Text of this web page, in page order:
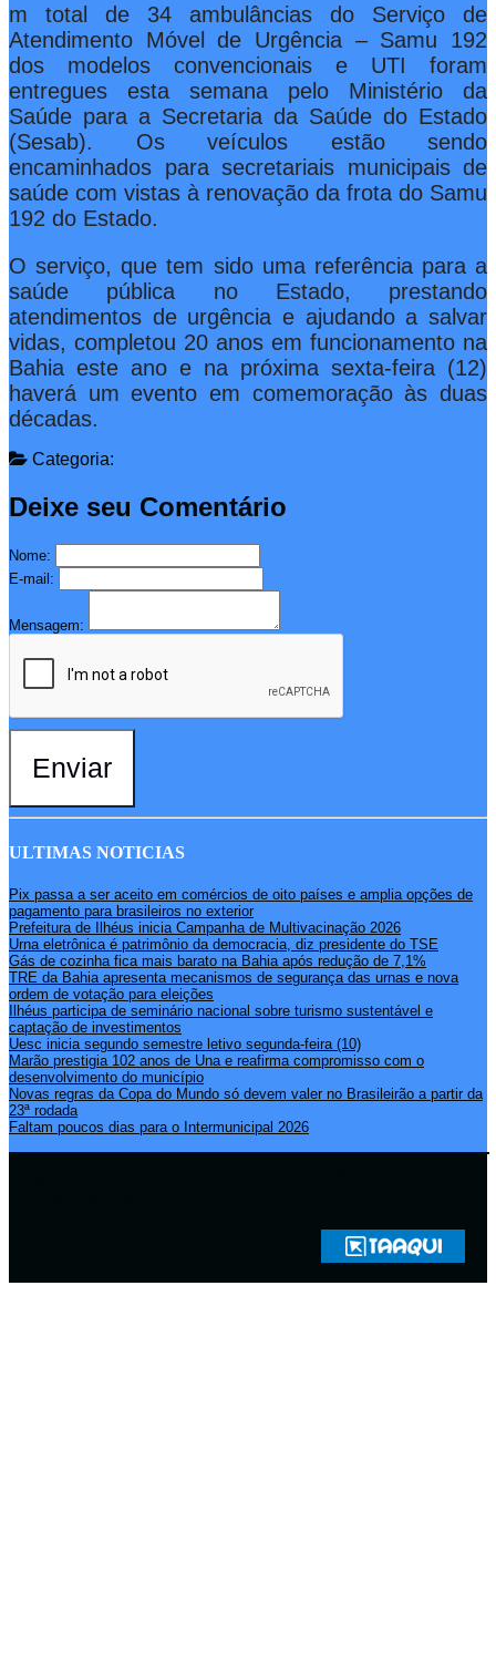
m total de 34 ambulâncias do Serviço de
Atendimento Móvel de Urgência – Samu 192
dos modelos convencionais e UTI foram
entregues esta semana pelo Ministério da
Saúde para a Secretaria da Saúde do Estado
(Sesab). Os veículos estão sendo
encaminhados para secretariais municipais de
saúde com vistas à renovação da frota do Samu
192 do Estado.
O serviço, que tem sido uma referência para a
saúde pública no Estado, prestando
atendimentos de urgência e ajudando a salvar
vidas, completou 20 anos em funcionamento na
Bahia este ano e na próxima sexta-feira (12)
haverá um evento em comemoração às duas
décadas.
Categoria:
Deixe seu Comentário
Nome:
E-mail:
Mensagem:
Enviar
ULTIMAS NOTICIAS
Pix passa a ser aceito em comércios de oito países e amplia opções de
pagamento para brasileiros no exterior
Prefeitura de Ilhéus inicia Campanha de Multivacinação 2026
Urna eletrônica é patrimônio da democracia, diz presidente do TSE
Gás de cozinha fica mais barato na Bahia após redução de 7,1%
TRE da Bahia apresenta mecanismos de segurança das urnas e nova
ordem de votação para eleições
Ilhéus participa de seminário nacional sobre turismo sustentável e
captação de investimentos
Uesc inicia segundo semestre letivo segunda-feira (10)
Marão prestigia 102 anos de Una e reafirma compromisso com o
desenvolvimento do município
Novas regras da Copa do Mundo só devem valer no Brasileirão a partir da
23ª rodada
Faltam poucos dias para o Intermunicipal 2026